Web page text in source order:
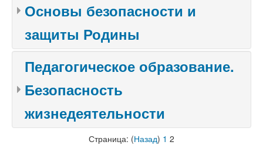
Основы безопасности и
защиты Родины
Педагогическое образование.
Безопасность
жизнедеятельности
Страница: (Назад) 1 2